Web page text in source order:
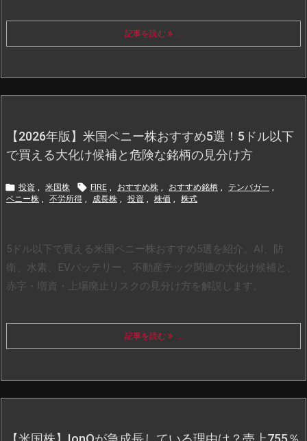
記事を読む ...
【2026年版】米国ペニー株おすすめ5選！5ドル以下
で買える大化け候補と危険な銘柄の見分け方
 投資 , 米国株  FIRE , おすすめ株 , おすすめ銘柄 , テンバガー ,
ペニー株 , 不労所得 , 成長株 , 投資 , 株価 , 株式
5ドル以下で買える米国ペニー株おすすめ5選を紹介。AI、防
衛、水素、EVバッテリー、不動産テック関連の大化け候補と、
赤字・増資・上場廃止リスクの見分け方を解説します。
記事を読む ...